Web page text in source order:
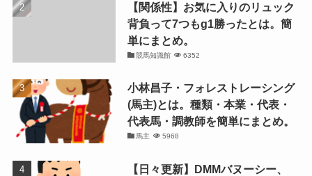
【関係性】お気に入りのリュック
背負って7つもg1勝ったとは。簡
単にまとめ。
競馬知識館 6352
小林昌子・フォレストレーシング
(馬主)とは。種類・本業・代表・
代表馬・調教師を簡単にまとめ。
馬主 5968
【日々更新】DMMバヌーシー、